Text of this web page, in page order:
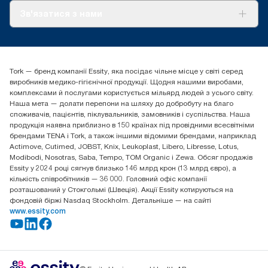
наповнень і дані споживання. Оскільки ці дані є середніми
On average, compared to the average of all Tork Xpress®
Multifold (H2) refill carbon footprint before commencing
purchase of renewable electricity, verified and matched through
Guarantees of Origin, for our paper making operations. The
resulting carbon footprint reductions were quantified in a third
party reviewed cradle-to-grave Life Cycle Assessment.
(Swedish Rheumatism Association)
(+38) 044 490 55 66
Essity Україна
04071 м. Київ, вул. Григорія Сковороди 19,
Тел. +38 044 490 55 66
Tork — бренд компанії Essity, яка посідає чільне місце у світі серед
виробників медико-гігієнічної продукції. Щодня нашими виробами,
комплексами й послугами користується мільярд людей з усього світу.
Наша мета — долати перепони на шляху до добробуту на благо
споживачів, пацієнтів, піклувальників, замовників і суспільства. Наша
продукція наявна приблизно в 150 країнах під провідними всесвітніми
брендами TENA і Tork, а також іншими відомими брендами, наприклад
Actimove, Cutimed, JOBST, Knix, Leukoplast, Libero, Libresse, Lotus,
Modibodi, Nosotras, Saba, Tempo, TOM Organic і Zewa. Обсяг продажів
Essity у 2024 році сягнув близько 146 млрд крон (13 млрд євро), а
кількість співробітників — 36 000. Головний офіс компанії
розташований у Стокгольмі (Швеція). Акції Essity котируються на
фондовій біржі Nasdaq Stockholm. Детальніше — на сайті
www.essity.com